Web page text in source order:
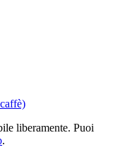
liberamente. Puoi
.